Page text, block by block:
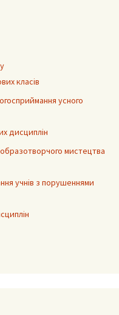
класів
усного
дисциплін
мистецтва
учнів з порушеннями